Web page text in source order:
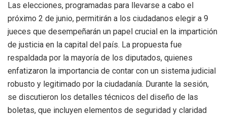
Las elecciones, programadas para llevarse a cabo el
próximo 2 de junio, permitirán a los ciudadanos elegir a 9
jueces que desempeñarán un papel crucial en la impartición
de justicia en la capital del país. La propuesta fue
respaldada por la mayoría de los diputados, quienes
enfatizaron la importancia de contar con un sistema judicial
robusto y legitimado por la ciudadanía. Durante la sesión,
se discutieron los detalles técnicos del diseño de las
boletas, que incluyen elementos de seguridad y claridad